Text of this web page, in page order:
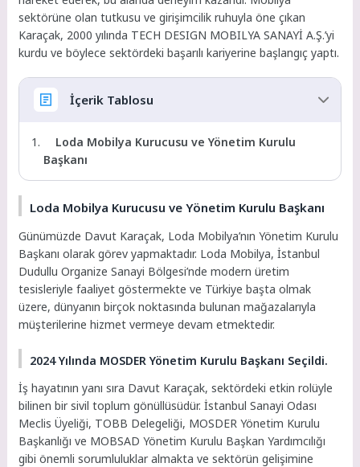
sektörüne olan tutkusu ve girişimcilik ruhuyla öne çıkan
Karaçak, 2000 yılında TECH DESIGN MOBILYA SANAYİ A.Ş.’yi
kurdu ve böylece sektördeki başarılı kariyerine başlangıç yaptı.
İçerik Tablosu
Loda Mobilya Kurucusu ve Yönetim Kurulu
Başkanı
Loda Mobilya Kurucusu ve Yönetim Kurulu Başkanı
Günümüzde Davut Karaçak, Loda Mobilya’nın Yönetim Kurulu
Başkanı olarak görev yapmaktadır. Loda Mobilya, İstanbul
Dudullu Organize Sanayi Bölgesi’nde modern üretim
tesisleriyle faaliyet göstermekte ve Türkiye başta olmak
üzere, dünyanın birçok noktasında bulunan mağazalarıyla
müşterilerine hizmet vermeye devam etmektedir.
2024 Yılında MOSDER Yönetim Kurulu Başkanı Seçildi.
İş hayatının yanı sıra Davut Karaçak, sektördeki etkin rolüyle
bilinen bir sivil toplum gönüllüsüdür. İstanbul Sanayi Odası
Meclis Üyeliği, TOBB Delegeliği, MOSDER Yönetim Kurulu
Başkanlığı ve MOBSAD Yönetim Kurulu Başkan Yardımcılığı
gibi önemli sorumluluklar almakta ve sektörün gelişimine